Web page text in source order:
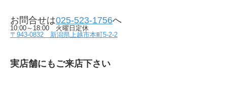
お問合せは025-523-1756へ
10:00～18:00 火曜日定休
〒943-0832 新潟県上越市本町5-2-2
実店舗にもご来店下さい